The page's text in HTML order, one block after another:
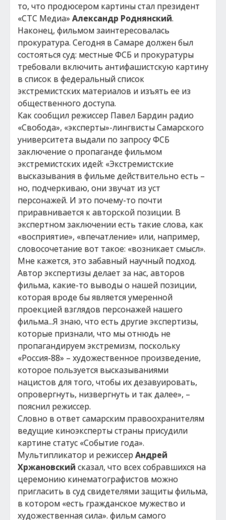
то, что продюсером картины стал президент
«СТС Медиа» Александр Роднянский.
Наконец, фильмом заинтересовалась
прокуратура. Сегодня в Самаре должен был
состояться суд: местные ФСБ и прокуратуры
требовали включить антифашистскую картину
в список в федеральный список
экстремистских материалов и изъять ее из
общественного доступа.
Как сообщил режиссер Павел Бардин радио
«Свобода», «эксперты»-лингвисты Самарского
университета выдали по запросу ФСБ
заключение о пропаганде фильмом
экстремистских идей: «Экстремистские
высказывания в фильме действительно есть –
но, подчеркиваю, они звучат из уст
персонажей. И это почему-то почти
приравнивается к авторской позиции. В
экспертном заключении есть такие слова, как
«восприятие», «впечатление» или, например,
словосочетание вот такое: «возникает смысл».
Мне кажется, это забавный научный подход.
Автор экспертизы делает за нас, авторов
фильма, какие-то выводы о нашей позиции,
которая вроде бы является умеренной
проекцией взглядов персонажей нашего
фильма...Я знаю, что есть другие экспертизы,
которые признали, что мы отнюдь не
пропагандируем экстремизм, поскольку
«Россия-88» – художественное произведение,
которое пользуется высказываниями
нацистов для того, чтобы их дезавуировать,
опровергнуть, низвергнуть и так далее», –
пояснил режиссер.
Словно в ответ самарским правоохранителям
ведущие киноэксперты страны присудили
картине статус «Событие года».
Мультипликатор и режиссерАндрей
Хржановский сказал, что всех собравшихся на
церемонию кинематографистов можно
пригласить в суд свидетелями защиты фильма,
в котором «есть гражданское мужество и
художественная сила». фильм самого